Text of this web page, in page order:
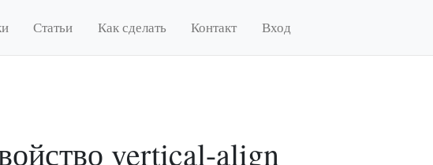
Статьи Как сделать Контакт Вход
vertical-align